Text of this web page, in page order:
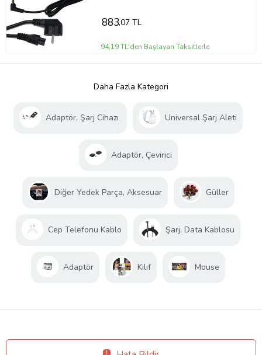
883,07 TL
94,19 TL'den Başlayan Taksitlerle
Daha Fazla Kategori
Adaptör, Şarj Cihazı Universal Şarj Aleti
Adaptör, Çevirici
Diğer Yedek Parça, Aksesuar Güller
Cep Telefonu Kablo Şarj, Data Kablosu
Adaptör Kılıf Mouse